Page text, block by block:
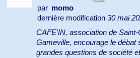
par momo
dernière modification 30 mai
CAFE’IN, association de
Gameville, encourage le débat
grandes questions de société